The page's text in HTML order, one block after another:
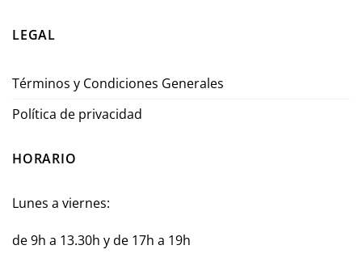
LEGAL
Términos y Condiciones Generales
Política de privacidad
HORARIO
Lunes a viernes:
de 9h a 13.30h y de 17h a 19h